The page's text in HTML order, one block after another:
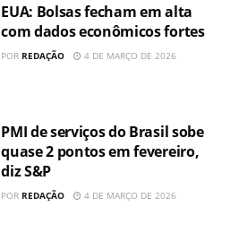
EUA: Bolsas fecham em alta
com dados econômicos fortes
POR REDAÇÃO 4 DE MARÇO DE 2026
PMI de serviços do Brasil sobe
quase 2 pontos em fevereiro,
diz S&P
POR REDAÇÃO 4 DE MARÇO DE 2026